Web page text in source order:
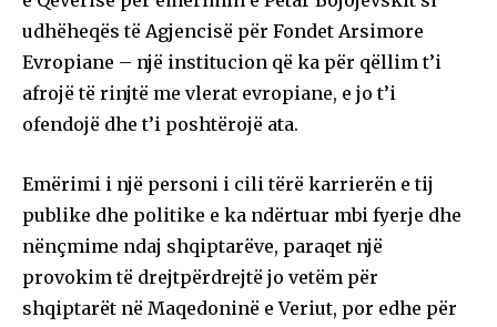
udhëheqës të Agjencisë për Fondet Arsimore
Evropiane – një institucion që ka për qëllim t’i
afrojë të rinjtë me vlerat evropiane, e jo t’i
ofendojë dhe t’i poshtërojë ata.
Emërimi i një personi i cili tërë karrierën e tij
publike dhe politike e ka ndërtuar mbi fyerje dhe
nënçmime ndaj shqiptarëve, paraqet një
provokim të drejtpërdrejtë jo vetëm për
shqiptarët në Maqedoninë e Veriut, por edhe për